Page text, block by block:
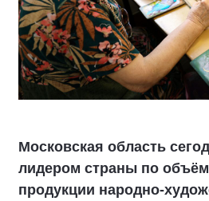
Московская область
лидером страны по
продукции народно-